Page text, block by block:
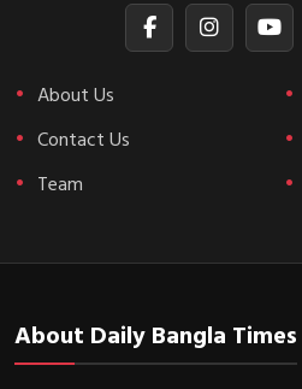
About Us
Contact Us
Team
About Daily Bangla Times